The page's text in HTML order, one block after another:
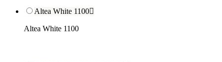
Altea White 1100
Altea White 1100